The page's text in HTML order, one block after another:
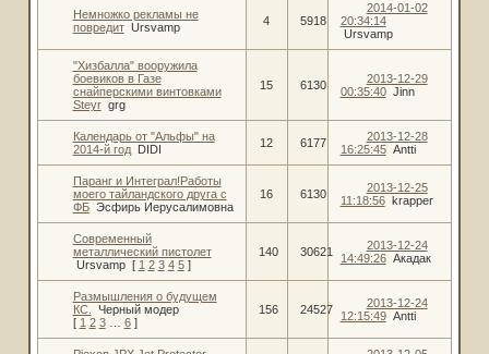
Немножко рекламы не
повредит Ursvamp 4 5918
2014-01-02
20:34:14
Ursvamp
"Хизбалла" вооружила
боевиков в Газе
снайперскими винтовками
Steyr grg
15 6130
2013-12-29
00:35:40 Jinn
Календарь от "Альфы" на
2014-й год
DIDI 12 6177
2013-12-28
16:25:45 Antti
Паранг и Интеграл!Работы
моего тайландского друга с
ФБ Эсфирь Иерусалимовна
16 6130
2013-12-25
11:18:56 krapper
Современный
металлический пистолет
Ursvamp [ 1 2 3 4 5 ]
140 30621
2013-12-24
14:49:26 Акадак
Размышления о будущем
КС.
Черный модер
[ 1 2 3 6 ]
156 24527
2013-12-24
12:15:49 Antti